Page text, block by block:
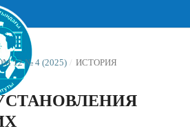
12 № 4 (2025) / ИСТОРИЯ